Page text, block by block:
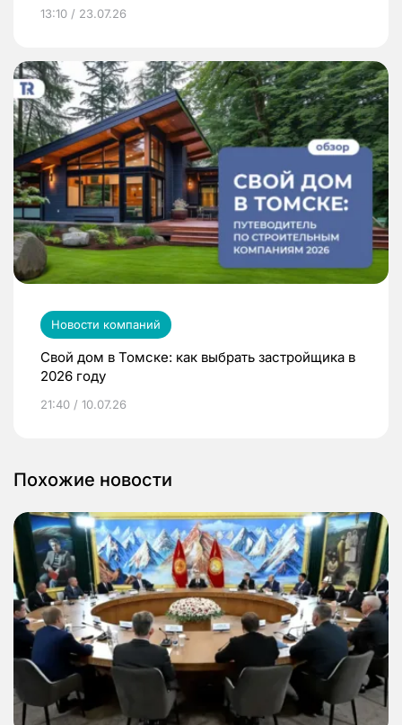
13:10 / 23.07.26
Новости компаний
Свой дом в Томске: как выбрать застройщика в
2026 году
21:40 / 10.07.26
Похожие новости